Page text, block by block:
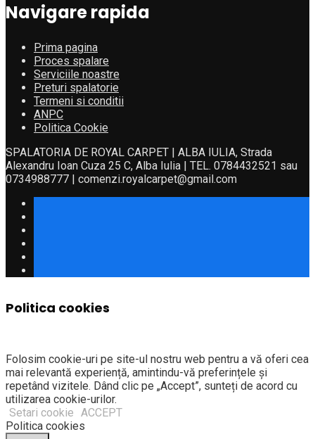
Navigare rapida
Prima pagina
Proces spalare
Serviciile noastre
Preturi spalatorie
Termeni si conditii
ANPC
Politica Cookie
SPALATORIA DE ROYAL CARPET | ALBA IULIA, Strada
Alexandru Ioan Cuza 25 C, Alba Iulia | TEL. 0784432521 sau
0734988777 | comenzi.royalcarpet@gmail.com
Politica cookies
Folosim cookie-uri pe site-ul nostru web pentru a vă oferi cea
mai relevantă experiență, amintindu-vă preferințele și
repetând vizitele. Dând clic pe „Accept”, sunteți de acord cu
utilizarea cookie-urilor.
Setari cookie ACCEPT
Politica cookies